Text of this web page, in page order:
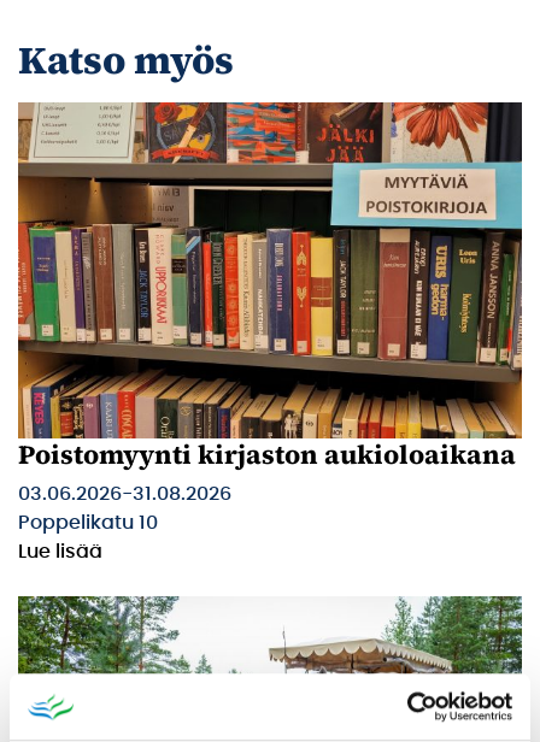
Katso myös
Poistomyynti kirjaston aukioloaikana
03.06.2026-31.08.2026
Poppelikatu 10
Lue lisää